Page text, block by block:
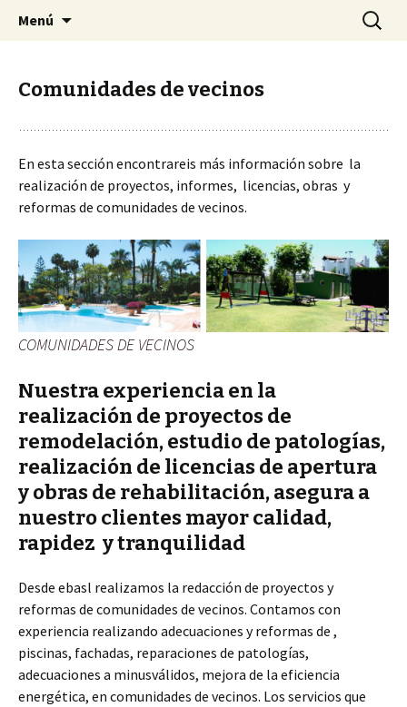
Arquitectura construcción y
reformas sostenibles a
medida. Construimos
adaptados a ti a tu entorno.
Realizamos la obra de tus
sueños y ahorrarás energía.
Arquitectura construcción y reformas
sostenibles a medida. Construimos
obra de tus sueños y ahorrarás energía.
Menú Buscar:
Comunidades de vecinos
En esta sección encontrareis más información sobre la
realización de proyectos, informes, licencias, obras y
reformas de comunidades de vecinos.
COMUNIDADES DE VECINOS
Nuestra experiencia en la
realización de proyectos de
remodelación, estudio de patologías,
realización de licencias de apertura
y obras de rehabilitación, asegura a
nuestro clientes mayor calidad,
rapidez y tranquilidad
Desde ebasl realizamos la redacción de proyectos y
reformas de comunidades de vecinos. Contamos con
experiencia realizando adecuaciones y reformas de ,
piscinas, fachadas, reparaciones de patologías,
adecuaciones a minusválidos, mejora de la eficiencia
energética, en comunidades de vecinos. Los servicios que